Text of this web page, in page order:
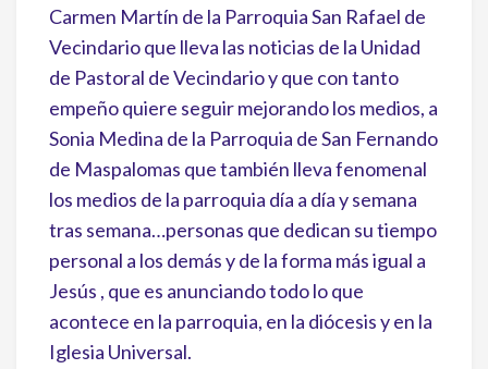
Carmen Martín de la Parroquia San Rafael de
Vecindario que lleva las noticias de la Unidad
de Pastoral de Vecindario y que con tanto
empeño quiere seguir mejorando los medios, a
Sonia Medina de la Parroquia de San Fernando
de Maspalomas que también lleva fenomenal
los medios de la parroquia día a día y semana
tras semana…personas que dedican su tiempo
personal a los demás y de la forma más igual a
Jesús , que es anunciando todo lo que
acontece en la parroquia, en la diócesis y en la
Iglesia Universal.